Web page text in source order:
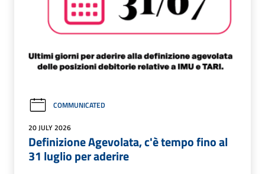
COMMUNICATED
20 JULY 2026
Definizione Agevolata, c'è tempo fino al
31 luglio per aderire